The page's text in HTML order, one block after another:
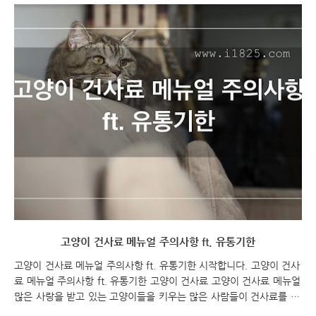
각각의 선택 시 고려해야 할 사항에 대해 알아보겠습니다. 고양이 건
사료와 습식사료 중 어떤 것이 내 고양이에게 더 적합한지 알고 싶다
면 계속해서 읽어보세요! 고양이 건사료 습식사료 차이점 ft.수분함량
고양이 건사료 습식사료 차이점 고양이 건사료 습식사료 ?? 건사료와
습식사료는 고양이의 사료 유형을 나타내는 용어입니다. 건사료는 고
양이가 걸쳐 먹을 수 있는 형태로 제조된 사료로, 주로 고양이의 이빨
을 강화하고 치아에 무리가 가지 않도록 ..
고양이 건사료 메뉴얼 주의사항 ft. 유통기한
고양이 건사료 메뉴얼 주의사항 ft. 유통기한 시작합니다. 고양이 건사
료 메뉴얼 주의사항 ft. 유통기한 고양이 건사료 고양이 건사료 메뉴얼
많은 사랑을 받고 있는 고양이들을 키우는 많은 사람들이 건사료를 선